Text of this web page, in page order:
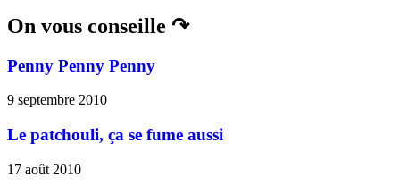
On vous conseille ↷
Penny Penny Penny
9 septembre 2010
Le patchouli, ça se fume aussi
17 août 2010